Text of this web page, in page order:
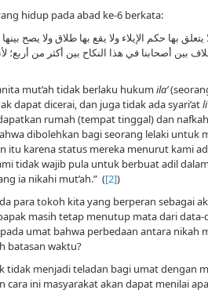
hidup pada abad ke-6 berkata:
يتعلق بها حكم الإيلاء ولا يقع بها طلاق ولا يصح
بين أصحابنا في هذا النكاح بين أكثر من أربع؛
mut’ah tidak berlaku hukum ila’
dapat dicerai, dan juga tidak ada syari’at
rumah (tempat tinggal) dan
dibolehkan bagi seorang lelaki untuk
itu karena status mereka menurut kami
tidak wajib pula untuk berbuat adil dalam
ia nikahi mut’ah.” ([2])
para tokoh kita yang berperan sebagai
masih tetap menutup mata dari data-
umat bahwa perbedaan antara nikah
batasan waktu?
tidak menjadi teladan bagi umat dengan
cara ini masyarakat akan dapat menilai